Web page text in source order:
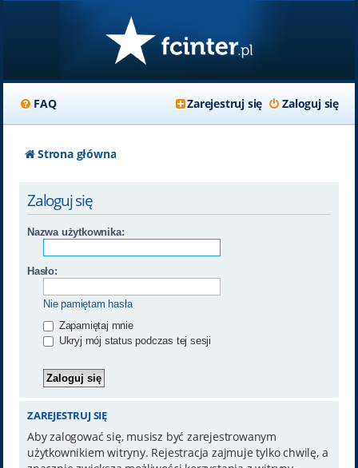
FAQ Zaloguj się
Zarejestruj się
Strona główna
Zaloguj się
Nazwa użytkownika:
Hasło:
Nie pamiętam hasła
Zapamiętaj mnie
Ukryj mój status podczas tej sesji
ZAREJESTRUJ SIĘ
Aby zalogować się, musisz być zarejestrowanym
użytkownikiem witryny. Rejestracja zajmuje tylko chwilę, a